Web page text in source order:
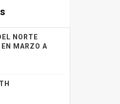
NORTE
EN MARZO A